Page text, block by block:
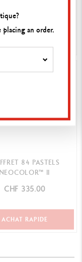
CHF 400.00
84 PASTELS
NEOCOLOR™ II
CHF 335.00
ACHAT RAPIDE
an order.